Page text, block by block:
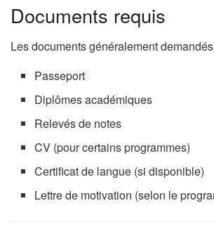
Documents requis
Les documents généralement
Passeport
Diplômes académiques
Relevés de notes
CV (pour certains programmes)
Certificat de langue (si disponible)
Lettre de motivation (selon le